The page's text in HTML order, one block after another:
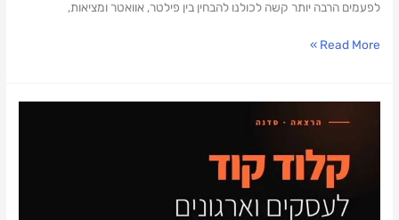
לפעמים הרבה יותר קשה לכולנו להבחין בין פילטר, אוואטר ומציאות,
Read More »